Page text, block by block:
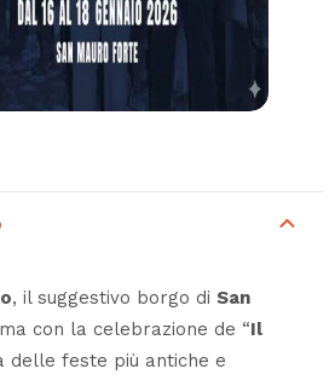
, il suggestivo borgo di San
con la celebrazione de “Il
delle feste più antiche e